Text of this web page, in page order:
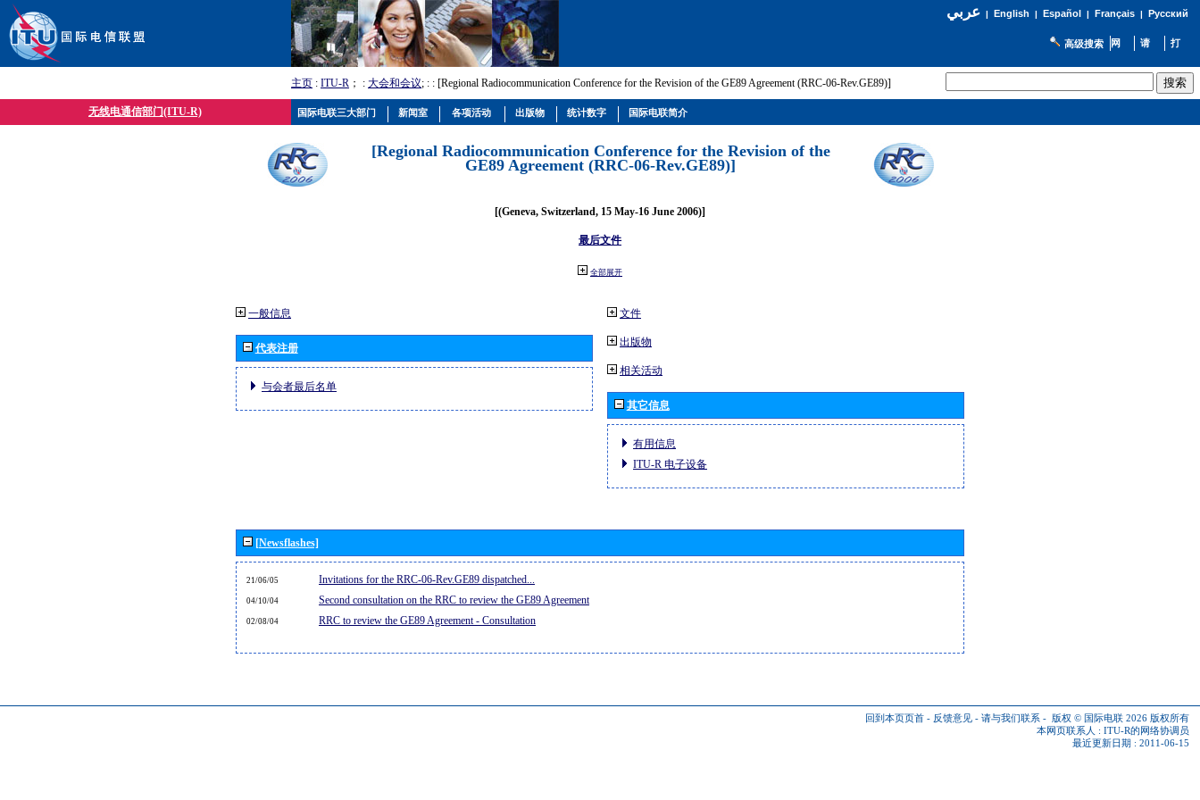
عربي| English | Español | Français| Русский
高级搜索
主页 : ITU-R ； : 大会和会议; : : [Regional Radiocommunication Conference for the Revision of the GE89 Agreement (RRC-06-Rev.GE89)]
无线电通信部门(ITU-R)
[Regional Radiocommunication Conference for the Revision of the
GE89 Agreement (RRC-06-Rev.GE89)]
[(Geneva, Switzerland, 15 May-16 June 2006)]
最后文件
全部展开
一般信息
代表注册
与会者最后名单
文件
出版物
相关活动
其它信息
有用信息
ITU-R 电子设备
[Newsflashes]
21/06/05 Invitations for the RRC-06-Rev.GE89 dispatched...
04/10/04 Second consultation on the RRC to review the GE89 Agreement
02/08/04 RRC to review the GE89 Agreement - Consultation
回到本页页首 - 反馈意见 - 请与我们联系 - 版权 © 国际电联 2026 版权所有
本网页联系人 : ITU-R的网络协调员
最近更新日期 : 2011-06-15
国际电联三大部门 新闻室 各项活动 出版物 统计数字 国际电联简介